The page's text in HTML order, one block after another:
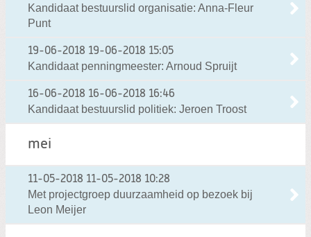
Kandidaat bestuurslid organisatie: Anna-Fleur
Punt
19-06-2018 19-06-2018 15:05
Kandidaat penningmeester: Arnoud Spruijt
16-06-2018 16-06-2018 16:46
Kandidaat bestuurslid politiek: Jeroen Troost
mei
11-05-2018 11-05-2018 10:28
Met projectgroep duurzaamheid op bezoek bij
Leon Meijer